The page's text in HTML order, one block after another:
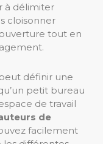
à délimiter
cloisonner
tout en
définir une
petit bureau
de travail
de
facilement